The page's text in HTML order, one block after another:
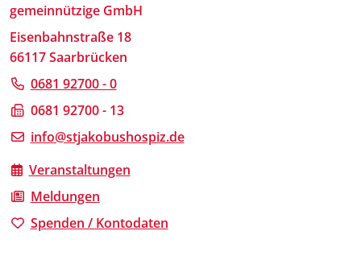
gemeinnützige GmbH
Eisenbahnstraße 18
66117 Saarbrücken
0681 92700 - 0
0681 92700 - 13
info@stjakobushospiz.de
Veranstaltungen
Meldungen
Spenden / Kontodaten